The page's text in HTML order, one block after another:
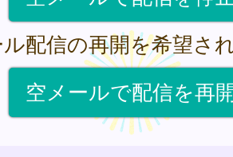
ル配信の再開を希望さ
空メールで配信を再